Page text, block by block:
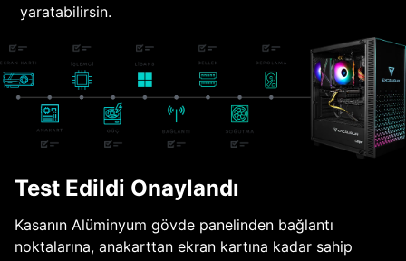
yaratabilirsin.
Test Edildi Onaylandı
Kasanın Alüminyum gövde panelinden bağlantı
noktalarına, anakarttan ekran kartına kadar sahip